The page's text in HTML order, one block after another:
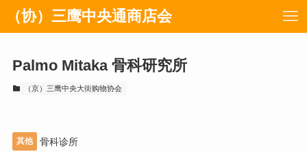
（协）三鹰中央通商店会
Palmo Mitaka 骨科研究所
（京）三鹰中央大街购物协会
其他 骨科诊所